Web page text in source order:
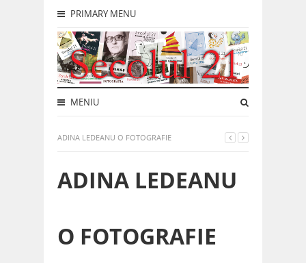
PRIMARY MENU
MENIU
ADINA LEDEANU O FOTOGRAFIE
ADINA LEDEANU
O FOTOGRAFIE